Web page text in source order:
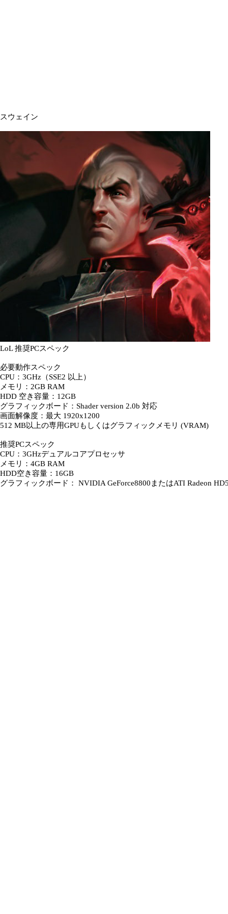
スウェイン
LoL 推奨PCスペック
必要動作スペック
CPU：3GHz（SSE2 以上）
メモリ：2GB RAM
HDD 空き容量：12GB
グラフィックボード：Shader version 2.0b 対応
画面解像度：最大 1920x1200
512 MB以上の専用GPUもしくはグラフィックメモリ (VRAM)
推奨PCスペック
CPU：3GHzデュアルコアプロセッサ
メモリ：4GB RAM
HDD空き容量：16GB
グラフィックボード： NVIDIA GeForce8800またはATI Radeon